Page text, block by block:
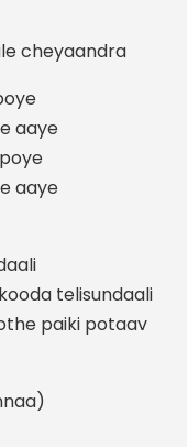
cheyaandra
aaye
aaye
telisundaali
paiki potaav